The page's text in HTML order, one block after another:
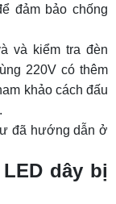
đảm bảo chống
và kiểm tra đèn
220V có thêm
khảo cách đấu
đã hướng dẫn ở
dây bị